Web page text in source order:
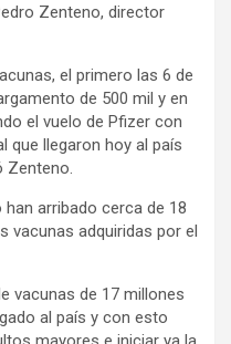
Zenteno, director
el primero las 6 de
de 500 mil y en
el vuelo de Pfizer con
que llegaron hoy al país
Zenteno.
arribado cerca de 18
vacunas adquiridas por el
vacunas de 17 millones
al país y con esto